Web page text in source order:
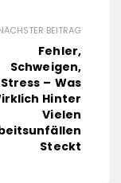
BEITRAG
Fehler,
Schweigen,
Stress – Was
Hinter
Vielen
Steckt